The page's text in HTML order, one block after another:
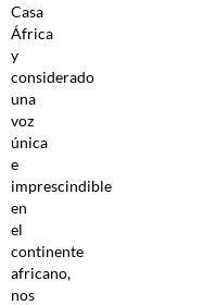
Casa
África
y
considerado
una
voz
única
e
imprescindible
en
el
continente
africano,
nos